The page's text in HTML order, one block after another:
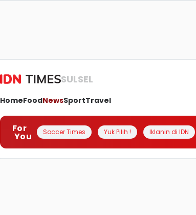
SULSEL
HomeFoodNewsSportTravel
For
You Soccer Times Yuk Pilih ! Iklanin di IDN